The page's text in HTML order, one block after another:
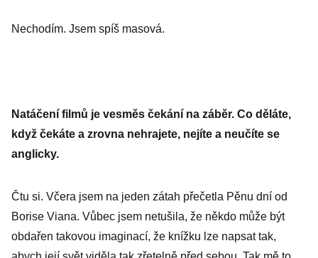
Nechodím. Jsem spíš masová.
Natáčení filmů je vesměs čekání na záběr. Co děláte,
když čekáte a zrovna nehrajete, nejíte a neučíte se
anglicky.
Čtu si. Včera jsem na jeden zátah přečetla Pěnu dní od
Borise Viana. Vůbec jsem netušila, že někdo může být
obdařen takovou imaginací, že knížku lze napsat tak,